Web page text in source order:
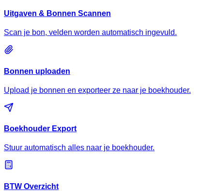
Uitgaven & Bonnen Scannen
Scan je bon, velden worden automatisch ingevuld.
Bonnen uploaden
Upload je bonnen en exporteer ze naar je boekhouder.
Boekhouder Export
Stuur automatisch alles naar je boekhouder.
BTW Overzicht